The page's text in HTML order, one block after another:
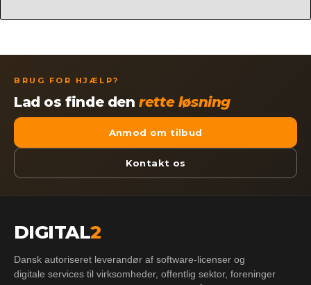
BRUG FOR HJÆLP?
Lad os finde denrette løsning
Anmod om tilbud
Kontakt os
DIGITAL2
Dansk autoriseret leverandør af software-licenser og
digitale services til virksomheder, offentlig sektor, foreninger